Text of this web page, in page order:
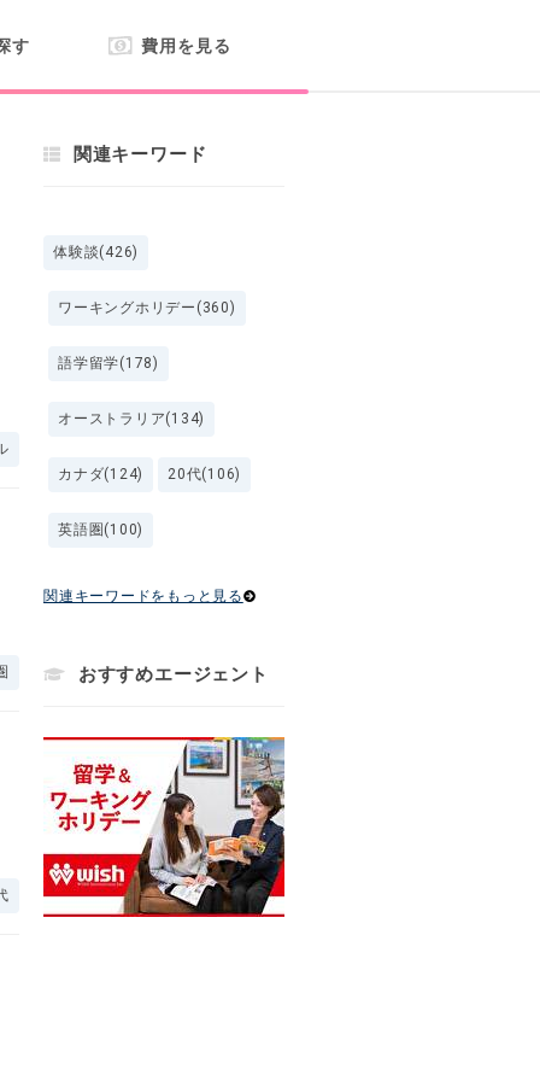
す 費用を見る
関連キーワード
体験談(426)
ワーキングホリデー(360)
語学留学(178)
オーストラリア(134)
カナダ(124) 20代(106)
英語圏(100)
関連キーワードをもっと見る
おすすめエージェント